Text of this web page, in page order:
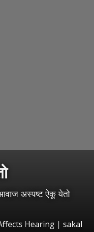
अस्पष्ट ऐकू येतो
Hearing | sakal